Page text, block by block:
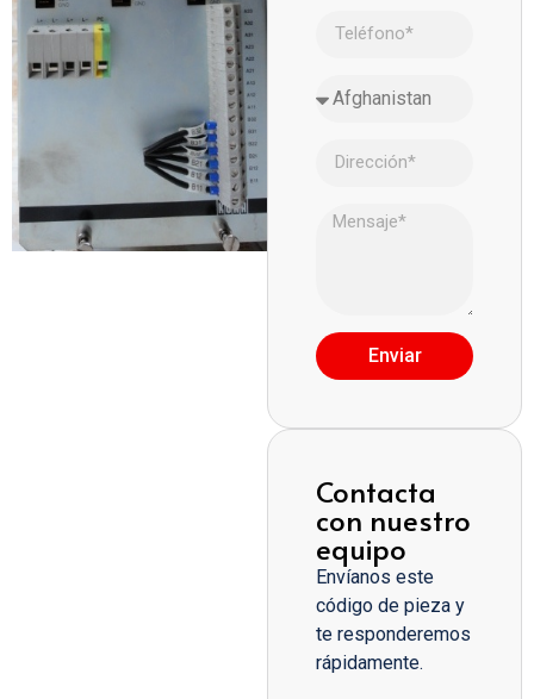
Enviar
Contacta
con nuestro
equipo
Envíanos este
código de pieza y
te responderemos
rápidamente.